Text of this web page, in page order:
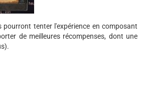
pourront tenter l'expérience en composant
de meilleures récompenses, dont une